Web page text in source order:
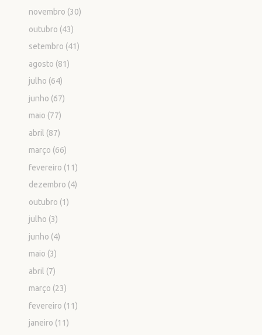
novembro (30)
outubro (43)
setembro (41)
agosto (81)
julho (64)
junho (67)
maio (77)
abril (87)
março (66)
fevereiro (11)
dezembro (4)
outubro (1)
julho (3)
junho (4)
maio (3)
abril (7)
março (23)
fevereiro (11)
janeiro (11)